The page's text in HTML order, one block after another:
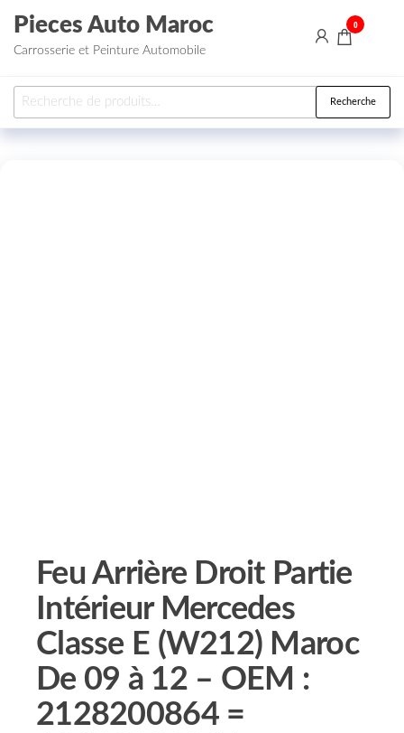
Aller au contenu
Pieces Auto Maroc
Carrosserie et Peinture Automobile
0
Recherche pour : Recherche
Feu Arrière Droit Partie
Intérieur Mercedes
Classe E (W212) Maroc
De 09 à 12 – OEM :
2128200864 =